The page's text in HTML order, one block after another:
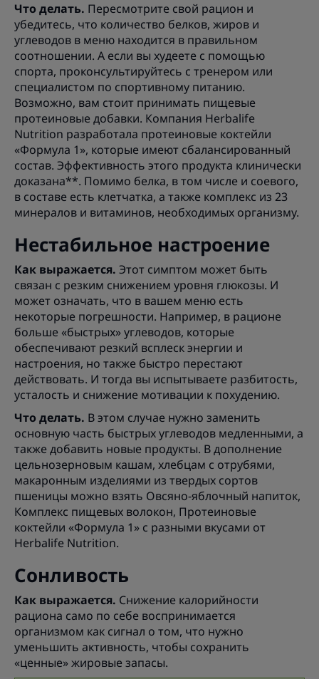
Что делать. Пересмотрите свой рацион и
убедитесь, что количество белков, жиров и
углеводов в меню находится в правильном
соотношении. А если вы худеете с помощью
спорта, проконсультируйтесь с тренером или
специалистом по спортивному питанию.
Возможно, вам стоит принимать пищевые
протеиновые добавки. Компания Herbalife
Nutrition разработала протеиновые коктейли
«Формула 1», которые имеют сбалансированный
состав. Эффективность этого продукта клинически
доказана**. Помимо белка, в том числе и соевого,
в составе есть клетчатка, а также комплекс из 23
минералов и витаминов, необходимых организму.
Нестабильное настроение
Как выражается. Этот симптом может быть
связан с резким снижением уровня глюкозы. И
может означать, что в вашем меню есть
некоторые погрешности. Например, в рационе
больше «быстрых» углеводов, которые
обеспечивают резкий всплеск энергии и
настроения, но также быстро перестают
действовать. И тогда вы испытываете разбитость,
усталость и снижение мотивации к похудению.
Что делать. В этом случае нужно заменить
основную часть быстрых углеводов медленными, а
также добавить новые продукты. В дополнение
цельнозерновым кашам, хлебцам с отрубями,
макаронным изделиями из твердых сортов
пшеницы можно взять Овсяно-яблочный напиток,
Комплекс пищевых волокон, Протеиновые
коктейли «Формула 1» с разными вкусами от
Herbalife Nutrition.
Сонливость
Как выражается. Снижение калорийности
рациона само по себе воспринимается
организмом как сигнал о том, что нужно
уменьшить активность, чтобы сохранить
«ценные» жировые запасы.